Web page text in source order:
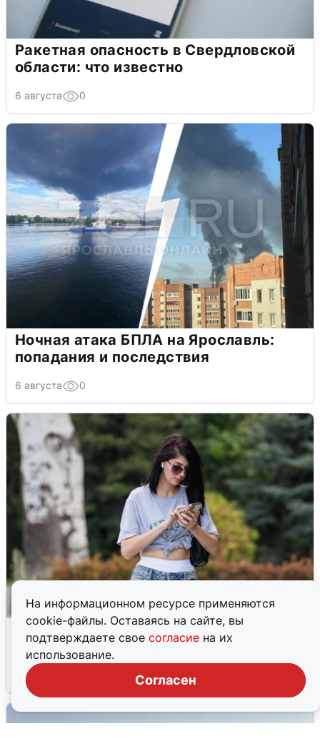
На информационном ресурсе применяются
cookie-файлы. Оставаясь на сайте, вы
подтверждаете свое согласие на их
использование.
Согласен
Ракетная опасность в Свердловской
области: что известно
6 августа 0
Ночная атака БПЛА на Ярославль:
попадания и последствия
6 августа 0
Волгоградцы остались без
мобильного интернета
6 августа